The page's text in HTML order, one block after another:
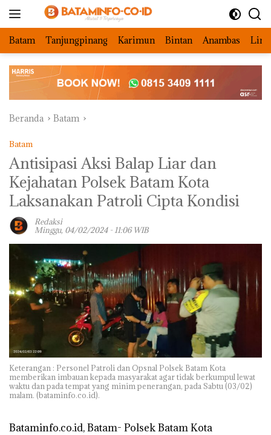
Batam Tanjungpinang Karimun Bintan Anambas
Beranda Batam
Batam
Antisipasi Aksi Balap Liar dan
Kejahatan Polsek Batam Kota
Laksanakan Patroli Cipta Kondisi
Redaksi
Minggu, 04/02/2024 - 11:06 WIB
Keterangan : Personel Patroli dan Opsnal Polsek Batam Kota
memberikan imbauan kepada masyarakat agar tidak berkumpul lewat
waktu dan pada tempat yang minim penerangan, pada Sabtu (03/02)
malam. (bataminfo.co.id).
Bataminfo.co.id, Batam- Polsek Batam Kota